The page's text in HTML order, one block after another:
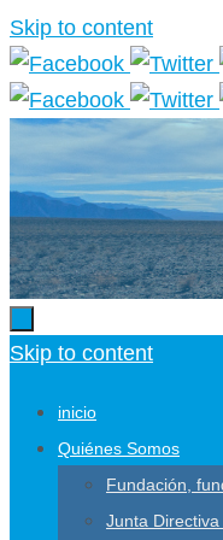
Skip to content
Skip to content
inicio
Quiénes Somos
Fundación,
Junta